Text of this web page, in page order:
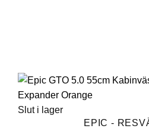
Slut i lager
EPIC -